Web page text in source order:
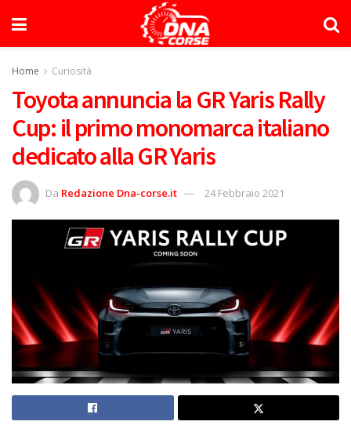
Home Curiosità
Toyota annuncia la GR Yaris Rally
Cup: il primo monomarca italiano
dedicato alla GR Yaris
Da Redazione Dna-corse.it 24 Febbraio 2021